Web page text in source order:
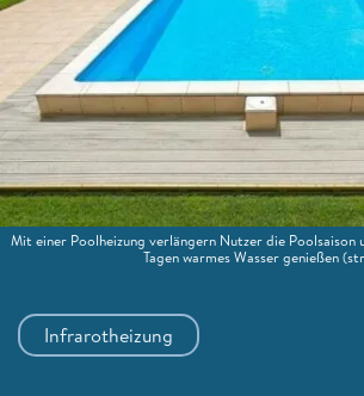
Infrarotheizung
Mit einer Poolheizung verlängern Nutzer die Poolsaison
Tagen warmes Wasser genießen